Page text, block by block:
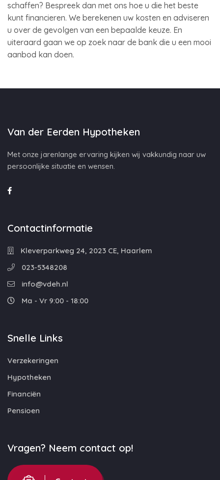
schaffen? Bespreek dan met ons hoe u die het beste
kunt financieren. We berekenen uw kosten en adviseren
u over de gevolgen van een bepaalde keuze. En
uiteraard gaan we op zoek naar de bank die u een mooi
aanbod kan doen.
Van der Eerden Hypotheken
Met onze jarenlange ervaring kijken wij vakkundig naar uw
persoonlijke situatie en wensen.
Contactinformatie
Kleverparkweg 24, 2023 CE, Haarlem
023-5348208
info@vdeh.nl
Ma - Vr 9:00 - 18:00
Snelle Links
Verzekeringen
Hypotheken
Financiën
Pensioen
Vragen? Neem contact op!